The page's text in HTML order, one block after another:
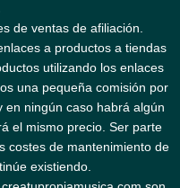
de ventas de afiliación.
a productos a tiendas
utilizando los enlaces
una pequeña comisión por
en ningún caso habrá algún
el mismo precio. Ser parte
costes de mantenimiento de
existiendo.